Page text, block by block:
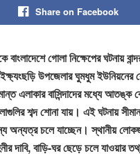
Share on Facebook
বাংলাদেশে গোলা নিক্ষেপের ঘটনায়
নাইক্ষ্যংছড়ি উপজেলার ঘুমধুম
এলাকার বাসিন্দাদের মধ্যে আতঙ্ক
শব্দ শোনা যায়। এই ঘটনায়
অন্যত্র চলে যাচ্ছেন। স্থানীয়
দাবি, বাড়ি-ঘর ছেড়ে চলে